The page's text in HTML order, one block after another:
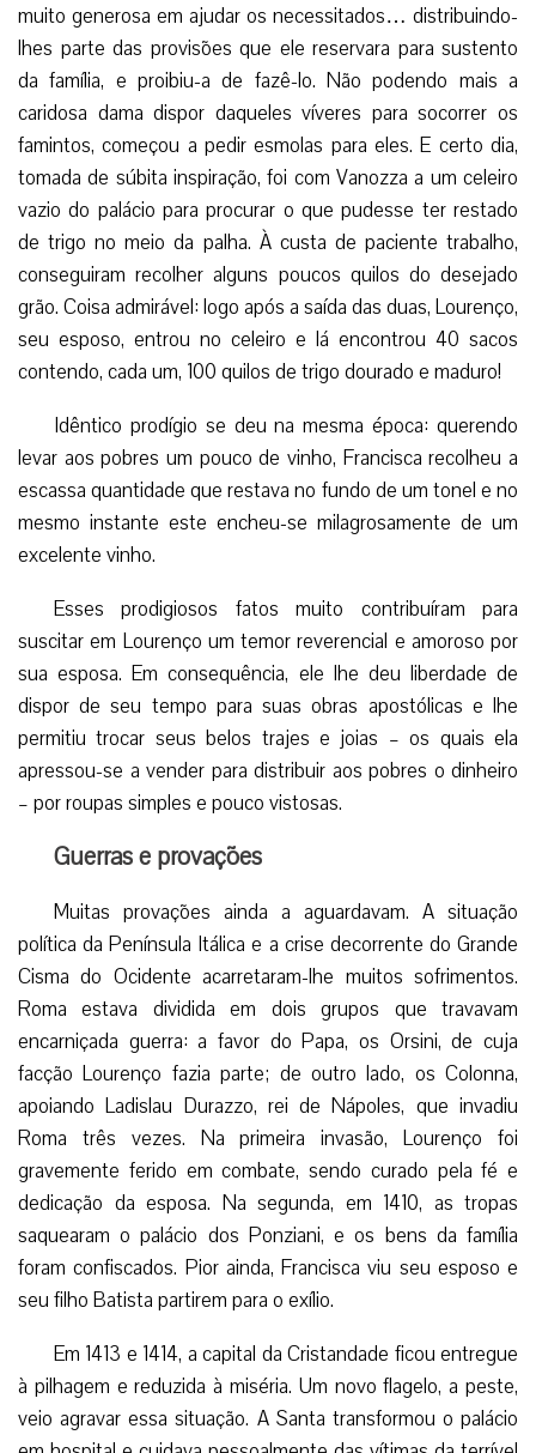
muito generosa em ajudar os necessitados… distribuindo-
lhes parte das provisões que ele reservara para sustento
da família, e proibiu-a de fazê-lo. Não podendo mais a
caridosa dama dispor daqueles víveres para socorrer os
famintos, começou a pedir esmolas para eles. E certo dia,
tomada de súbita inspiração, foi com Vanozza a um celeiro
vazio do palácio para procurar o que pudesse ter restado
de trigo no meio da palha. À custa de paciente trabalho,
conseguiram recolher alguns poucos quilos do desejado
grão. Coisa admirável: logo após a saída das duas, Lourenço,
seu esposo, entrou no celeiro e lá encontrou 40 sacos
contendo, cada um, 100 quilos de trigo dourado e maduro!
Idêntico prodígio se deu na mesma época: querendo
levar aos pobres um pouco de vinho, Francisca recolheu a
escassa quantidade que restava no fundo de um tonel e no
mesmo instante este encheu-se milagrosamente de um
excelente vinho.
Esses prodigiosos fatos muito contribuíram para
suscitar em Lourenço um temor reverencial e amoroso por
sua esposa. Em consequência, ele lhe deu liberdade de
dispor de seu tempo para suas obras apostólicas e lhe
permitiu trocar seus belos trajes e joias – os quais ela
apressou-se a vender para distribuir aos pobres o dinheiro
– por roupas simples e pouco vistosas.
Guerras e provações
Muitas provações ainda a aguardavam. A situação
política da Península Itálica e a crise decorrente do Grande
Cisma do Ocidente acarretaram-lhe muitos sofrimentos.
Roma estava dividida em dois grupos que travavam
encarniçada guerra: a favor do Papa, os Orsini, de cuja
facção Lourenço fazia parte; de outro lado, os Colonna,
apoiando Ladislau Durazzo, rei de Nápoles, que invadiu
Roma três vezes. Na primeira invasão, Lourenço foi
gravemente ferido em combate, sendo curado pela fé e
dedicação da esposa. Na segunda, em 1410, as tropas
saquearam o palácio dos Ponziani, e os bens da família
foram confiscados. Pior ainda, Francisca viu seu esposo e
seu filho Batista partirem para o exílio.
Em 1413 e 1414, a capital da Cristandade ficou entregue
à pilhagem e reduzida à miséria. Um novo flagelo, a peste,
veio agravar essa situação. A Santa transformou o palácio